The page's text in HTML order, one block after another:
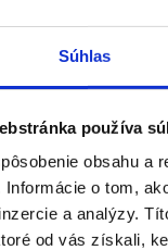
Súhlas
používa
obsahu a
Informácie o tom,
a analýzy.
od vás získali,
minority a z majority,